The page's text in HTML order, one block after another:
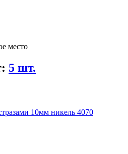
место
5 шт.
10мм никель 4070